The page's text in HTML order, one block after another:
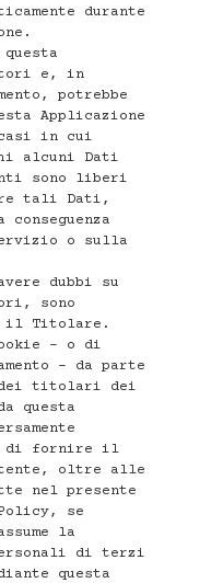
durante
e, in
potrebbe
Applicazione
in cui
alcuni Dati
sono liberi
tali Dati,
o sulla
dubbi su
sono
il Titolare.
– o di
– da parte
dei titolari dei
questa
di fornire il
oltre alle
nel presente
se
la
di terzi
questa